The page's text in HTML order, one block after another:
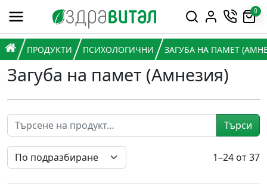
Премини към съдържанието
Горна навигация
0
Главна навигация
НАЧАЛО
ПРОДУКТИ ПСИХОЛОГИЧНИ ЗАГУБА НА ПАМЕТ
Загуба на памет (Амнезия)
1–24 от 37
Търси